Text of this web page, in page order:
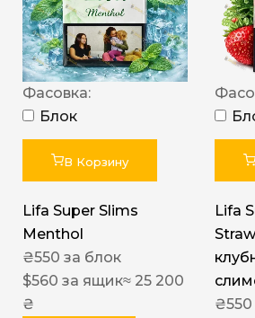
Фасовка:
Блок
В Корзину
Lifa Super Slims
Menthol
₴550 за блок
$560 за ящик≈ 25 200
₴
Lifa
₴550